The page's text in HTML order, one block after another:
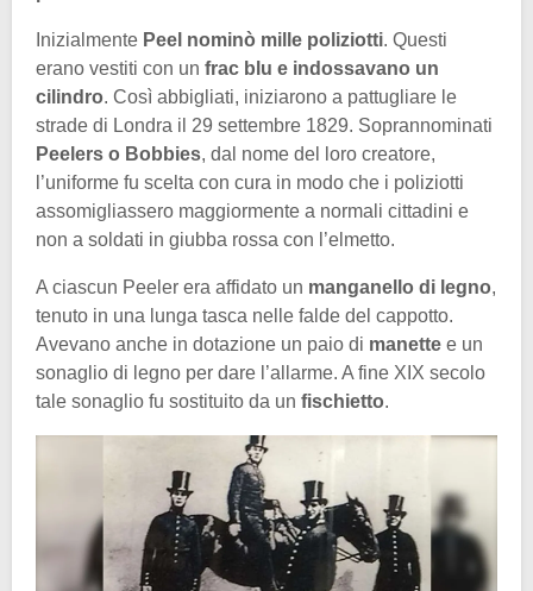
Inizialmente Peel nominò mille poliziotti. Questi
erano vestiti con un frac blu e indossavano un
cilindro. Così abbigliati, iniziarono a pattugliare le
strade di Londra il 29 settembre 1829. Soprannominati
Peelers o Bobbies, dal nome del loro creatore,
l’uniforme fu scelta con cura in modo che i poliziotti
assomigliassero maggiormente a normali cittadini e
non a soldati in giubba rossa con l’elmetto.
A ciascun Peeler era affidato un manganello di legno,
tenuto in una lunga tasca nelle falde del cappotto.
Avevano anche in dotazione un paio di manette e un
sonaglio di legno per dare l’allarme. A fine XIX secolo
tale sonaglio fu sostituito da un fischietto.